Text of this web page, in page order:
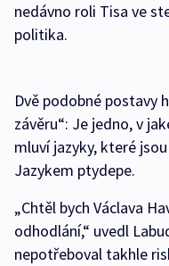
nedávno roli Tisa ve
politika.
Dvě podobné postavy
závěru“: Je jedno, v
mluví jazyky, které
Jazykem ptydepe.
„Chtěl bych Václava
odhodlání,“ uvedl
nepotřeboval takhle